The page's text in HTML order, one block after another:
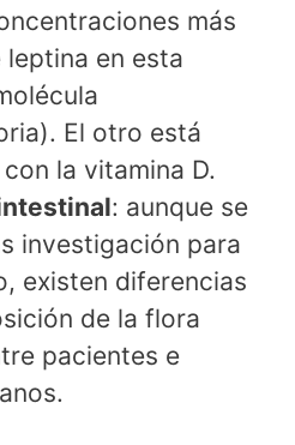
más
leptina en esta
El otro está
la vitamina D.
: aunque se
investigación para
existen diferencias
de la flora
pacientes e